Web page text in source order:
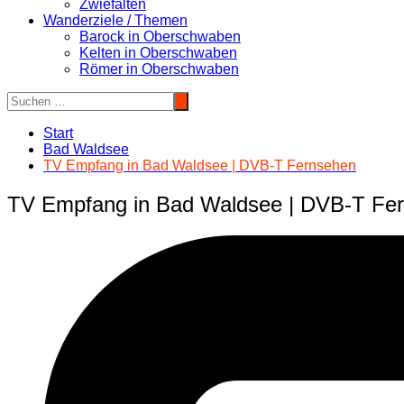
Zwiefalten
Wanderziele / Themen
Barock in Oberschwaben
Kelten in Oberschwaben
Römer in Oberschwaben
Start
Bad Waldsee
TV Empfang in Bad Waldsee | DVB-T Fernsehen
TV Empfang in Bad Waldsee | DVB-T